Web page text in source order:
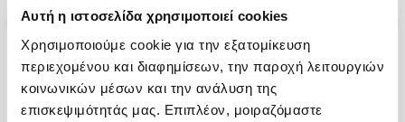
Αυτή η ιστοσελίδα χρησιμοποιεί cookies
Χρησιμοποιούμε cookie για την εξατομίκευση
περιεχομένου και διαφημίσεων, την παροχή λειτουργιών
κοινωνικών μέσων και την ανάλυση της
επισκεψιμότητάς μας. Επιπλέον, μοιραζόμαστε